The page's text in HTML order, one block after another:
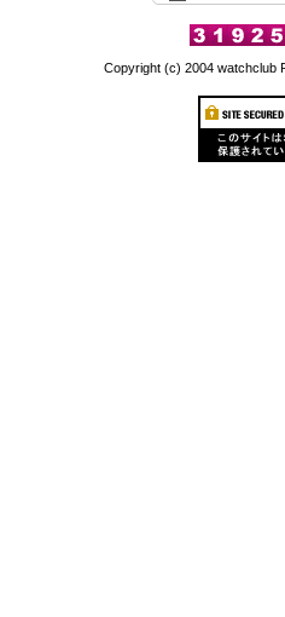
Copyright (c) 2004 watchclub